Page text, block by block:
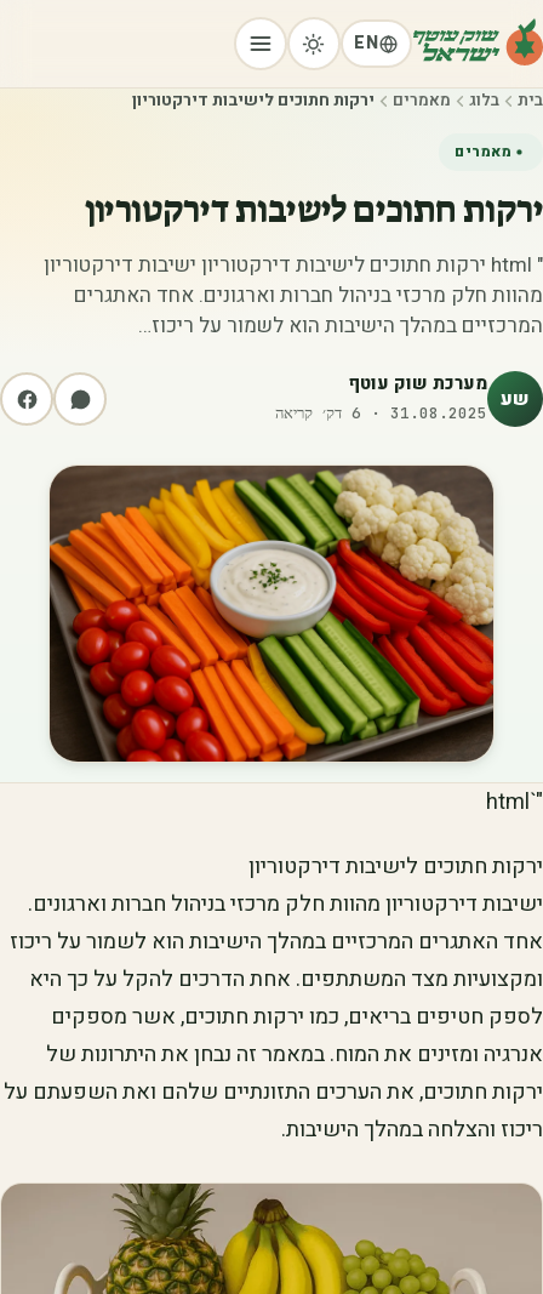
EN
בית בלוג מאמרים ירקות חתוכים לישיבות דירקטוריון
מאמרים
ירקות חתוכים לישיבות דירקטוריון
" html ירקות חתוכים לישיבות דירקטוריון ישיבות דירקטוריון
מהוות חלק מרכזי בניהול חברות וארגונים. אחד האתגרים
המרכזיים במהלך הישיבות הוא לשמור על ריכוז…
שע מערכת שוק עוטף
31.08.2025
·
6 דק׳ קריאה
"`html
ירקות חתוכים לישיבות דירקטוריון
ישיבות דירקטוריון מהוות חלק מרכזי בניהול חברות וארגונים.
אחד האתגרים המרכזיים במהלך הישיבות הוא לשמור על ריכוז
ומקצועיות מצד המשתתפים. אחת הדרכים להקל על כך היא
לספק חטיפים בריאים, כמו ירקות חתוכים, אשר מספקים
אנרגיה ומזינים את המוח. במאמר זה נבחן את היתרונות של
ירקות חתוכים, את הערכים התזונתיים שלהם ואת השפעתם על
ריכוז והצלחה במהלך הישיבות.